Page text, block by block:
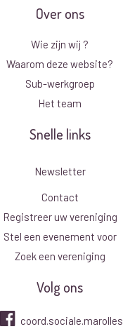
Over ons
Wie zijn wij ?
Waarom deze website?
Sub-werkgroep
Het team
Snelle links
Newsletter
Contact
Registreer uw vereniging
Stel een evenement voor
Zoek een vereniging
Volg ons
coord.sociale.marolles